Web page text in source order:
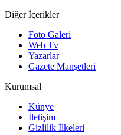
Diğer İçerikler
Foto Galeri
Web Tv
Yazarlar
Gazete Manşetleri
Kurumsal
Künye
İletişim
Gizlilik İlkeleri